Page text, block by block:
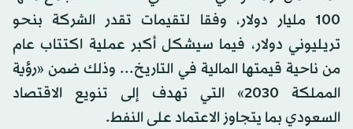
100 مليار دولار، وفقا لتقيمات تقدر الشركة بنحو
تريليوني دولار، فيما سيشكل أكبر عملية اكتتاب عام
من ناحية قيمتها المالية في التاريخ... وذلك ضمن «رؤية
المملكة 2030» التي تهدف إلى تنويع الاقتصاد
السعودي بما يتجاوز الاعتماد على النفط.